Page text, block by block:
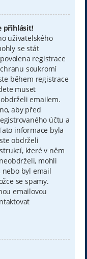
přihlásit!
uživatelského
se stát
registrace
soukromí
během registrace
muset
emailem.
aby před
účtu a
informace byla
obdrželi
které v něm
mohli
nebo byl email
se spamy.
emailovou